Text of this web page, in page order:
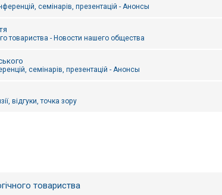
семінарів, презентацій - Анонсы
товариства - Новости нашего общества
семінарів, презентацій - Анонсы
відгуки, точка зору
товариства